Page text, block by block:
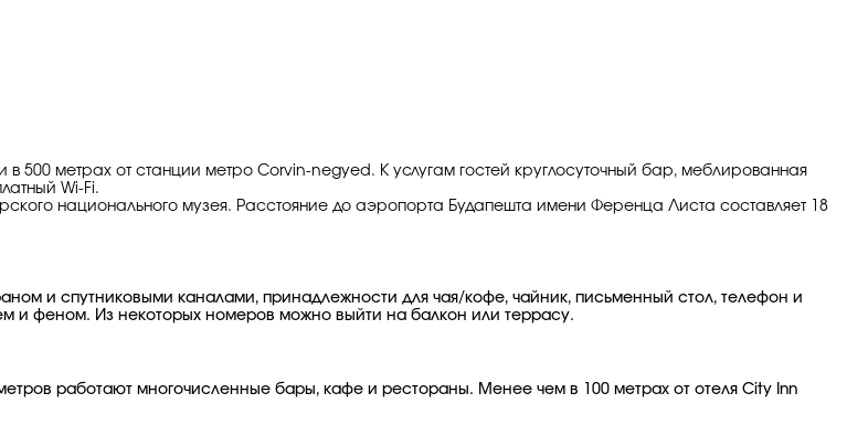
в 500 метрах от станции метро Corvin-negyed. К услугам гостей круглосуточный бар, меблированная
Wi-Fi.
национального музея. Расстояние до аэропорта Будапешта имени Ференца Листа составляет 18
и спутниковыми каналами, принадлежности для чая/кофе, чайник, письменный стол, телефон и
и феном. Из некоторых номеров можно выйти на балкон или террасу.
работают многочисленные бары, кафе и рестораны. Менее чем в 100 метрах от отеля City Inn